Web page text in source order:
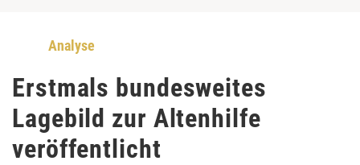
Analyse
Erstmals bundesweites
Lagebild zur Altenhilfe
veröffentlicht